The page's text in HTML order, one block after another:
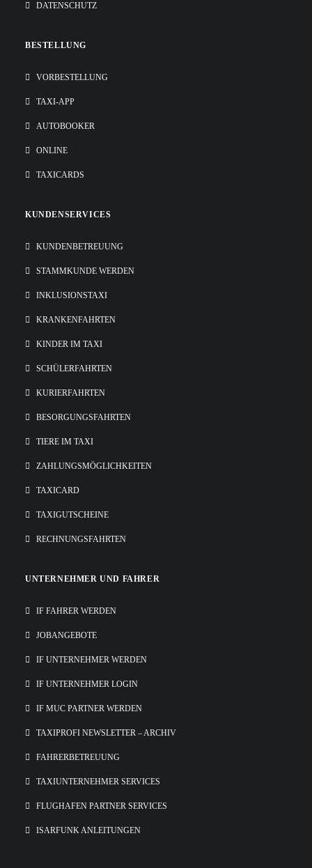
DATENSCHUTZ
BESTELLUNG
VORBESTELLUNG
TAXI-APP
AUTOBOOKER
ONLINE
TAXICARDS
KUNDENSERVICES
KUNDENBETREUUNG
STAMMKUNDE WERDEN
INKLUSIONSTAXI
KRANKENFAHRTEN
KINDER IM TAXI
SCHÜLERFAHRTEN
KURIERFAHRTEN
BESORGUNGSFAHRTEN
TIERE IM TAXI
ZAHLUNGSMÖGLICHKEITEN
TAXICARD
TAXIGUTSCHEINE
RECHNUNGSFAHRTEN
UNTERNEHMER UND FAHRER
IF FAHRER WERDEN
JOBANGEBOTE
IF UNTERNEHMER WERDEN
IF UNTERNEHMER LOGIN
IF MUC PARTNER WERDEN
TAXIPROFI NEWSLETTER – ARCHIV
FAHRERBETREUUNG
TAXIUNTERNEHMER SERVICES
FLUGHAFEN PARTNER SERVICES
ISARFUNK ANLEITUNGEN